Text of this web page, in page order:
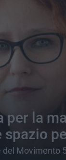
per la
del Movimento